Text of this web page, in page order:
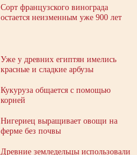
Сорт французского винограда
остается неизменным уже 900 лет
Уже у древних египтян имелись
красные и сладкие арбузы
Кукуруза общается с помощью
корней
Нигериец выращивает овощи на
ферме без почвы
Древние земледельцы использовали